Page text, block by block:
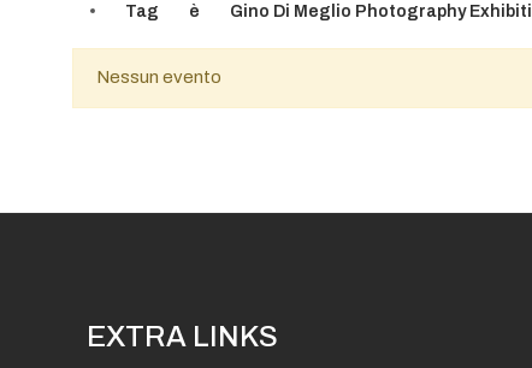
Tag è Gino Di Meglio Photography
Nessun evento
EXTRA LINKS